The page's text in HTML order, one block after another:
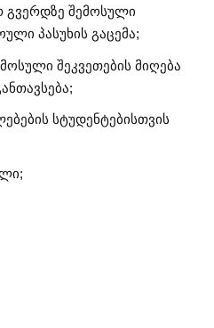
გვერდზე შემოსული
პასუხის გაცემა;
შეკვეთების მიღება
სტუდენტებისთვის